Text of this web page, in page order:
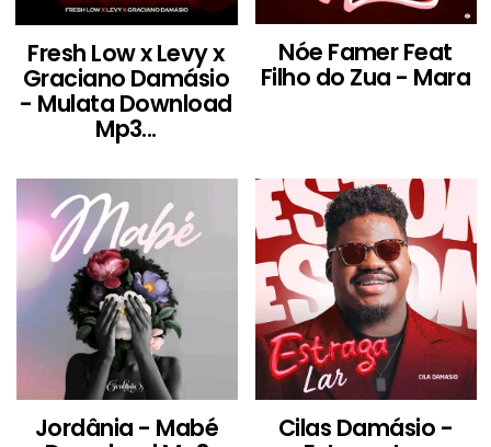
Fresh Low x Levy x
Graciano Damásio
- Mulata Download
Mp3...
Nóe Famer Feat
Filho do Zua - Mara
Jordânia - Mabé Cilas Damásio -